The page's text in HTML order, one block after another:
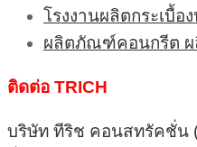
โรงงานผลิตกระเบื้อ
ผลิตภัณฑ์คอนกรีต ผ
ติดต่อ TRICH
บริษัท ทีริช คอนสทรัคชั่น